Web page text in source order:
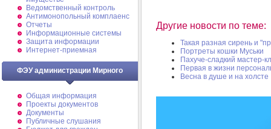
Ведомственный контроль
Антимонопольный комплаенс
Отчеты
Информационные системы
Защита информации
Интернет-приемная
ФЭУ администрации Мирного
Общая информация
Проекты документов
Документы
Публичные слушания
Другие новости по теме:
Такая разная сирень и
Портреты кошки Муськи
Пахуче-сладкий мастер-
Первая в жизни
Весна в душе и на холсте